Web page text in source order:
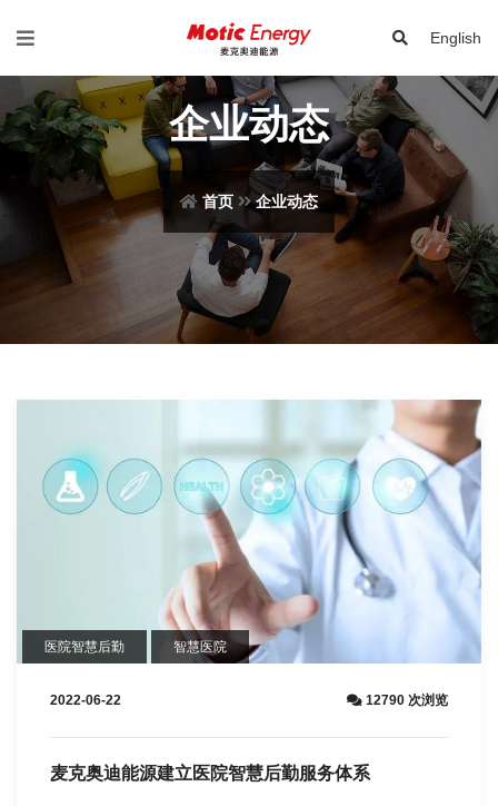
English
企业动态
首页 企业动态
医院智慧后勤 智慧医院
2022-06-22 12790 次浏览
麦克奥迪能源建立医院智慧后勤服务体系